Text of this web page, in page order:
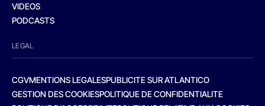
VIDEOS
PODCASTS
LEGAL
CGVMENTIONS LEGALESPUBLICITE SUR ATLANTICO
GESTION DES COOKIESPOLITIQUE DE CONFIDENTIALITE